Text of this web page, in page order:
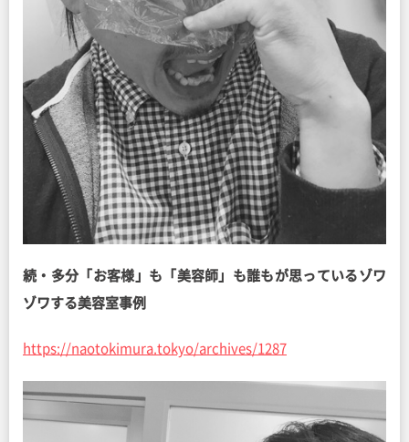
続・多分「お客様」も「美容師」も誰もが思っているゾワ
ゾワする美容室事例
https://naotokimura.tokyo/archives/1287